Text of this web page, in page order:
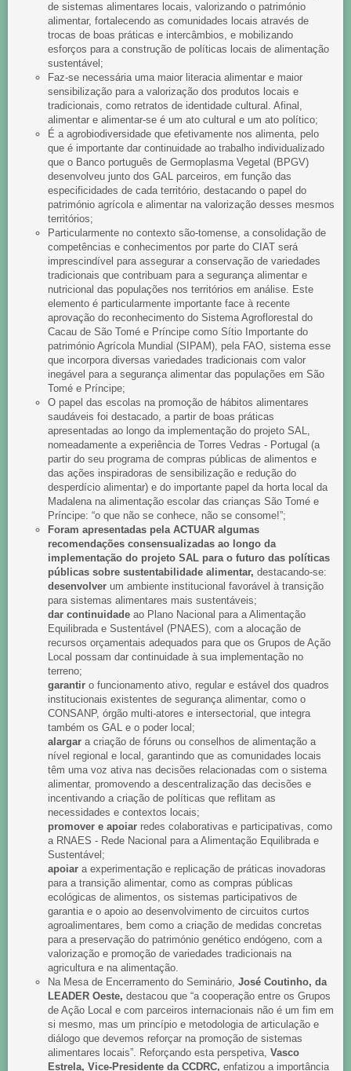
de sistemas alimentares locais, valorizando o património
alimentar, fortalecendo as comunidades locais através de
trocas de boas práticas e intercâmbios, e mobilizando
esforços para a construção de políticas locais de alimentação
sustentável;
Faz-se necessária uma maior literacia alimentar e maior
sensibilização para a valorização dos produtos locais e
tradicionais, como retratos de identidade cultural. Afinal,
alimentar e alimentar-se é um ato cultural e um ato político;
É a agrobiodiversidade que efetivamente nos alimenta, pelo
que é importante dar continuidade ao trabalho individualizado
que o Banco português de Germoplasma Vegetal (BPGV)
desenvolveu junto dos GAL parceiros, em função das
especificidades de cada território, destacando o papel do
património agrícola e alimentar na valorização desses mesmos
territórios;
Particularmente no contexto são-tomense, a consolidação de
competências e conhecimentos por parte do CIAT será
imprescindível para assegurar a conservação de variedades
tradicionais que contribuam para a segurança alimentar e
nutricional das populações nos territórios em análise. Este
elemento é particularmente importante face à recente
aprovação do reconhecimento do Sistema Agroflorestal do
Cacau de São Tomé e Príncipe como Sítio Importante do
património Agrícola Mundial (SIPAM), pela FAO, sistema esse
que incorpora diversas variedades tradicionais com valor
inegável para a segurança alimentar das populações em São
Tomé e Príncipe;
O papel das escolas na promoção de hábitos alimentares
saudáveis foi destacado, a partir de boas práticas
apresentadas ao longo da implementação do projeto SAL,
nomeadamente a experiência de Torres Vedras - Portugal (a
partir do seu programa de compras públicas de alimentos e
das ações inspiradoras de sensibilização e redução do
desperdício alimentar) e do importante papel da horta local da
Madalena na alimentação escolar das crianças São Tomé e
Príncipe: “o que não se conhece, não se consome!”;
Foram apresentadas pela ACTUAR algumas
recomendações consensualizadas ao longo da
implementação do projeto SAL para o futuro das políticas
públicas sobre sustentabilidade alimentar, destacando-se:
desenvolver um ambiente institucional favorável à transição
para sistemas alimentares mais sustentáveis;
dar continuidade ao Plano Nacional para a Alimentação
Equilibrada e Sustentável (PNAES), com a alocação de
recursos orçamentais adequados para que os Grupos de Ação
Local possam dar continuidade à sua implementação no
terreno;
garantir o funcionamento ativo, regular e estável dos quadros
institucionais existentes de segurança alimentar, como o
CONSANP, órgão multi-atores e intersectorial, que integra
também os GAL e o poder local;
alargar a criação de fóruns ou conselhos de alimentação a
nível regional e local, garantindo que as comunidades locais
têm uma voz ativa nas decisões relacionadas com o sistema
alimentar, promovendo a descentralização das decisões e
incentivando a criação de políticas que reflitam as
necessidades e contextos locais;
promover e apoiar redes colaborativas e participativas, como
a RNAES - Rede Nacional para a Alimentação Equilibrada e
Sustentável;
apoiar a experimentação e replicação de práticas inovadoras
para a transição alimentar, como as compras públicas
ecológicas de alimentos, os sistemas participativos de
garantia e o apoio ao desenvolvimento de circuitos curtos
agroalimentares, bem como a criação de medidas concretas
para a preservação do património genético endógeno, com a
valorização e promoção de variedades tradicionais na
agricultura e na alimentação.
Na Mesa de Encerramento do Seminário, José Coutinho, da
LEADER Oeste, destacou que “a cooperação entre os Grupos
de Ação Local e com parceiros internacionais não é um fim em
si mesmo, mas um princípio e metodologia de articulação e
diálogo que devemos reforçar na promoção de sistemas
alimentares locais”. Reforçando esta perspetiva, Vasco
Estrela, Vice-Presidente da CCDRC, enfatizou a importância